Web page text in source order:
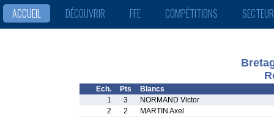
ACCUEIL DÉCOUVRIR FFE COMPÉTITIONS
Ech. Pts
Blancs
1
3
NORMAND Victor
2
2
MARTIN Axel